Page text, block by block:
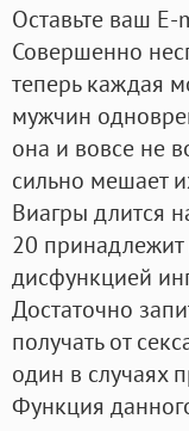
Оставьте ваш
Совершенно
теперь каждая
мужчин
она и вовсе не
сильно мешает
Виагры длится
20 принадлежит
дисфункцией
Достаточно
получать от
один в случаях
Функция